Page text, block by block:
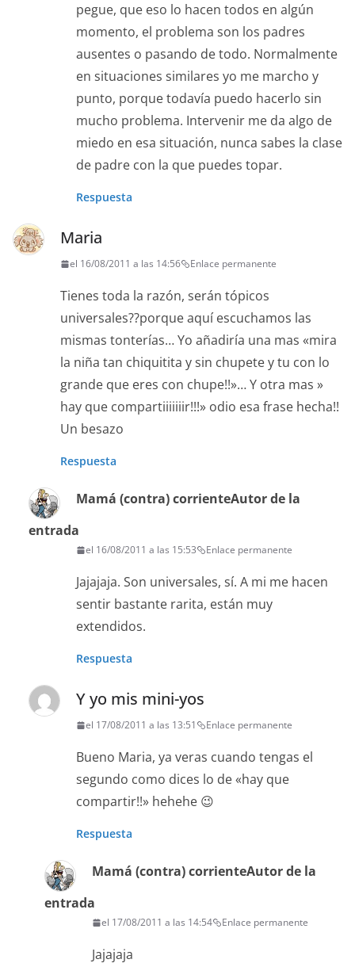
pegue, que eso lo hacen todos en algún
momento, el problema son los padres
ausentes o pasando de todo. Normalmente
en situaciones similares yo me marcho y
punto, porque todavía puedo hacerlo sin
mucho problema. Intervenir me da algo de
miedo en esa situación, nunca sabes la clase
de padre con la que puedes topar.
Respuesta
Maria
el 16/08/2011 a las 14:56 Enlace permanente
Tienes toda la razón, serán tópicos
universales??porque aquí escuchamos las
mismas tonterías… Yo añadiría una mas «mira
la niña tan chiquitita y sin chupete y tu con lo
grande que eres con chupe!!»… Y otra mas »
hay que compartiiiiiiir!!!» odio esa frase hecha!!
Un besazo
Respuesta
Mamá (contra) corrienteAutor de la
entrada
el 16/08/2011 a las 15:53 Enlace permanente
Jajajaja. Son universales, sí. A mi me hacen
sentir bastante rarita, están muy
extendidos.
Respuesta
Y yo mis mini-yos
el 17/08/2011 a las 13:51 Enlace permanente
Bueno Maria, ya veras cuando tengas el
segundo como dices lo de «hay que
compartir!!» hehehe 😉
Respuesta
Mamá (contra) corrienteAutor de la
entrada
el 17/08/2011 a las 14:54 Enlace permanente
Jajajaja